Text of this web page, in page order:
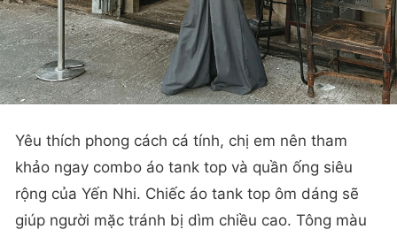
Yêu thích phong cách cá tính, chị em nên tham
khảo ngay combo áo tank top và quần ống siêu
rộng của Yến Nhi. Chiếc áo tank top ôm dáng sẽ
giúp người mặc tránh bị dìm chiều cao. Tông màu